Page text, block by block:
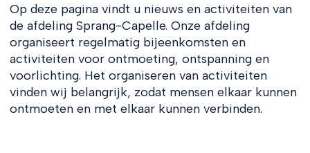
Op deze pagina vindt u nieuws en activiteiten van
de afdeling Sprang-Capelle. Onze afdeling
organiseert regelmatig bijeenkomsten en
activiteiten voor ontmoeting, ontspanning en
voorlichting. Het organiseren van activiteiten
vinden wij belangrijk, zodat mensen elkaar kunnen
ontmoeten en met elkaar kunnen verbinden.